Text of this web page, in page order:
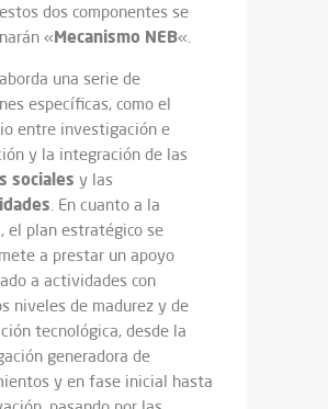
dos componentes se
«Mecanismo NEB«.
una serie de
específicas, como el
entre investigación e
y la integración de las
sociales y las
. En cuanto a la
el plan estratégico se
a prestar un apoyo
a actividades con
niveles de madurez y de
tecnológica, desde la
generadora de
y en fase inicial hasta